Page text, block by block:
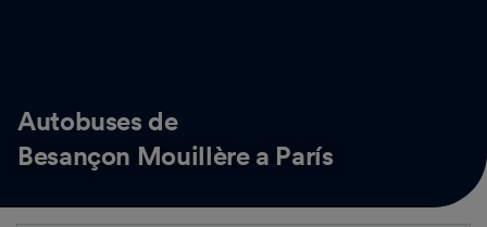
Autobuses de
Besançon Mouillère a París